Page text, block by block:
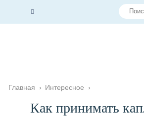
Главная › Интересное ›
Как принимать